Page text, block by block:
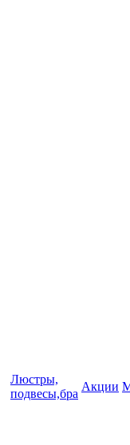
Люстры,
подвесы,бра
Акции